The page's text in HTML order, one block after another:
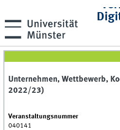
Unternehmen, Wettbewerb,
2022/23)
Veranstaltungsnummer
040141